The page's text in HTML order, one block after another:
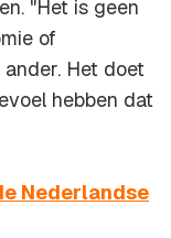
"Het is geen
of
Het doet
hebben dat
Nederlandse